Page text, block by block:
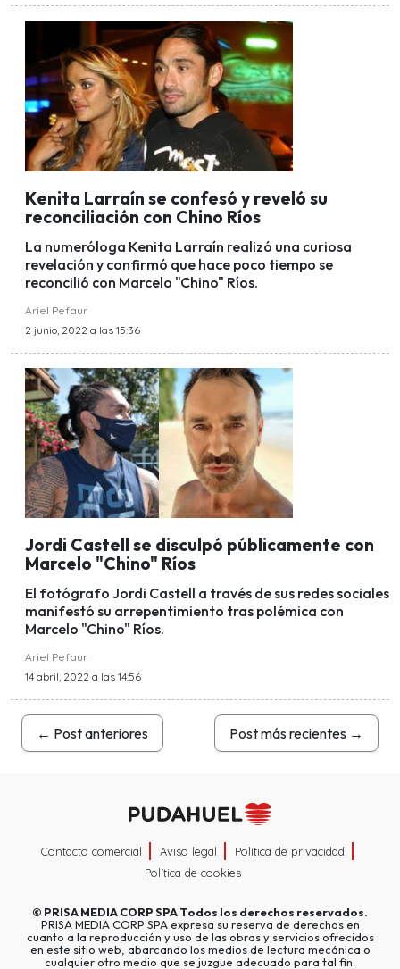
Kenita Larraín se confesó y reveló su
reconciliación con Chino Ríos
La numeróloga Kenita Larraín realizó una curiosa
revelación y confirmó que hace poco tiempo se
reconcilió con Marcelo "Chino" Ríos.
Ariel Pefaur
2 junio, 2022 a las 15:36
Jordi Castell se disculpó públicamente con
Marcelo "Chino" Ríos
El fotógrafo Jordi Castell a través de sus redes sociales
manifestó su arrepentimiento tras polémica con
Marcelo "Chino" Ríos.
Ariel Pefaur
14 abril, 2022 a las 14:56
← Post anteriores Post más recientes →
Contacto comercial Aviso legal
Política de privacidad
Política de cookies
© PRISA MEDIA CORP SPATodos los derechos reservados.
PRISA MEDIA CORP SPA expresa su reserva de derechos en
cuanto a la reproducción y uso de las obras y servicios ofrecidos
en este sitio web, abarcando los medios de lectura mecánica o
cualquier otro medio que se juzgue adecuado para tal fin.